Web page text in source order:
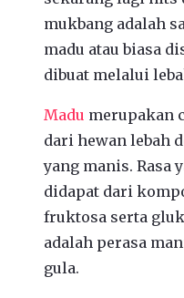
mukbang adalah
madu atau biasa
dibuat melalui
Madu merupakan
dari hewan lebah
yang manis. Rasa
didapat dari
fruktosa serta
adalah perasa
gula.